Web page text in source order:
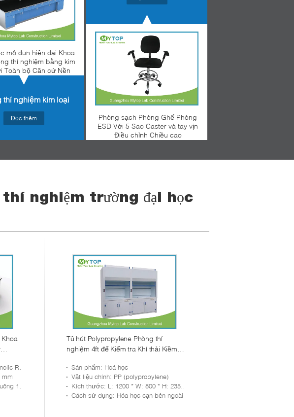
mô đun hiện đại Khoa
thí nghiệm bằng kim
Toàn bộ Căn cứ Nền
thí nghiệm kim loại
Đọc thêm
Phòng sạch Phòng Ghế Phòng
ESD Với 5 Sao Caster và tay vịn
Điều chỉnh Chiều cao
nghiệm trường đại học
Resin
mm
mm
Tủ hút Polypropylene Phòng thí
nghiệm 4ft để Kiểm tra Khí thải Kiềm
Sản phẩm: Hoá học
Vật liệu chính: PP (polypropylene)
Kích thước: L: 1200 * W: 800 * H: 2350 mm
Cách sử dụng: Hóa học cạn bên ngoài